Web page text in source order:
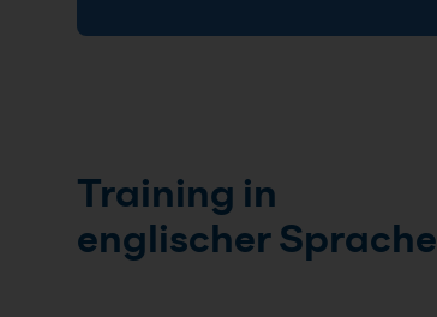
Training in
englischer Sprache